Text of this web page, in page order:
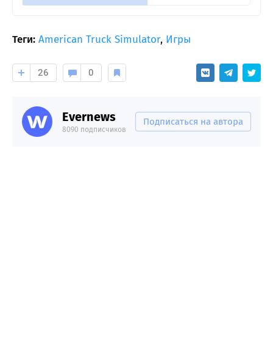
Теги: American Truck Simulator, Игры
26 0
Evernews
8090 подписчиков
Подписаться на автора